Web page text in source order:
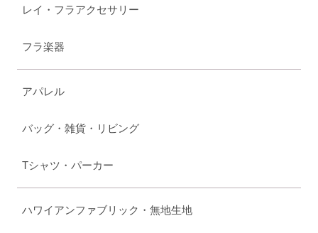
レイ・フラアクセサリー
フラ楽器
アパレル
バッグ・雑貨・リビング
Tシャツ・パーカー
ハワイアンファブリック・無地生地